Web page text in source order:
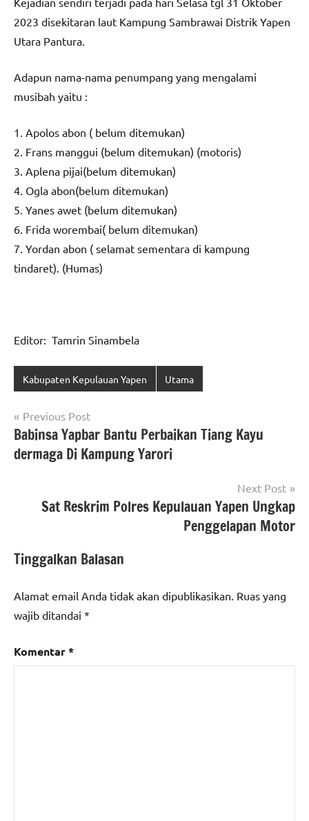
2023 disekitaran laut Kampung Sambrawai Distrik Yapen
Utara Pantura.
Adapun nama-nama penumpang yang mengalami
musibah yaitu :
1. Apolos abon ( belum ditemukan)
2. Frans manggui (belum ditemukan) (motoris)
3. Aplena pijai(belum ditemukan)
4. Ogla abon(belum ditemukan)
5. Yanes awet (belum ditemukan)
6. Frida worembai( belum ditemukan)
7. Yordan abon ( selamat sementara di kampung
tindaret). (Humas)
Editor: Tamrin Sinambela
Kabupaten Kepulauan Yapen Utama
Navigasi
pos
Previous Post
Babinsa Yapbar Bantu Perbaikan Tiang Kayu
dermaga Di Kampung Yarori
Next Post
Sat Reskrim Polres Kepulauan Yapen Ungkap
Penggelapan Motor
Tinggalkan Balasan
Alamat email Anda tidak akan dipublikasikan. Ruas yang
wajib ditandai *
Komentar*